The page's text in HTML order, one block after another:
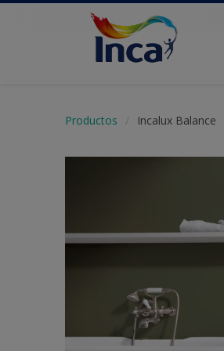
Productos Incalux Balance